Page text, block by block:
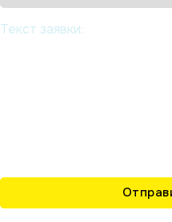
Текст заявки: